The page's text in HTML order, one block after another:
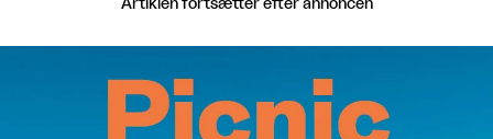
Artiklen fortsætter efter annoncen